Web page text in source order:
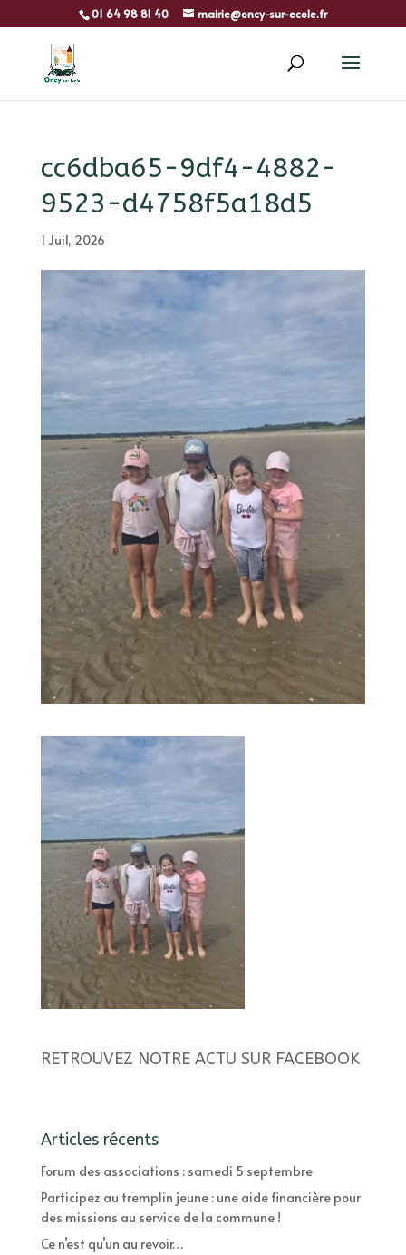
01 64 98 81 40 mairie@oncy-sur-ecole.fr
cc6dba65-9df4-4882-
9523-d4758f5a18d5
1 Juil, 2026
RETROUVEZ NOTRE ACTU SUR FACEBOOK
Articles récents
Forum des associations : samedi 5 septembre
Participez au tremplin jeune : une aide financière pour
des missions au service de la commune !
Ce n’est qu’un au revoir…